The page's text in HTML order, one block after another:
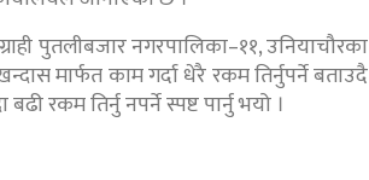
पुतलीबजार नगरपालिका–११, उनियाचौरका
मार्फत काम गर्दा धेरै रकम तिर्नुपर्ने बताउदै
रकम तिर्नु नपर्ने स्पष्ट पार्नु भयो ।